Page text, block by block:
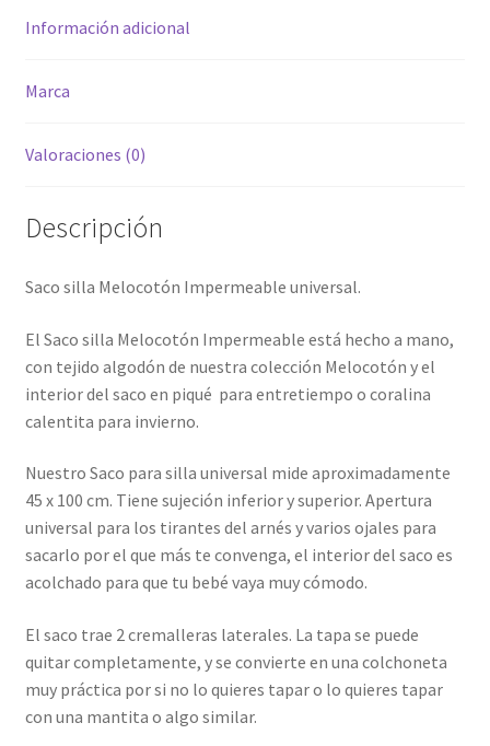
Información adicional
Marca
Valoraciones (0)
Descripción
Saco silla Melocotón Impermeable universal.
El Saco silla Melocotón Impermeable está hecho a mano,
con tejido algodón de nuestra colección Melocotón y el
interior del saco en piqué para entretiempo o coralina
calentita para invierno.
Nuestro Saco para silla universal mide aproximadamente
45 x 100 cm. Tiene sujeción inferior y superior. Apertura
universal para los tirantes del arnés y varios ojales para
sacarlo por el que más te convenga, el interior del saco es
acolchado para que tu bebé vaya muy cómodo.
El saco trae 2 cremalleras laterales. La tapa se puede
quitar completamente, y se convierte en una colchoneta
muy práctica por si no lo quieres tapar o lo quieres tapar
con una mantita o algo similar.